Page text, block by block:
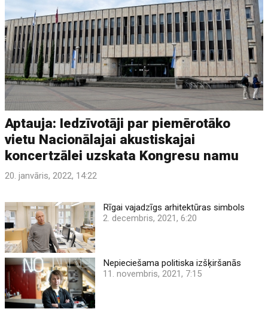
Aptauja: Iedzīvotāji par piemērotāko
vietu Nacionālajai akustiskajai
koncertzālei uzskata Kongresu namu
20. janvāris, 2022, 14:22
Rīgai vajadzīgs arhitektūras simbols
2. decembris, 2021, 6:20
Nepieciešama politiska izšķiršanās
11. novembris, 2021, 7:15